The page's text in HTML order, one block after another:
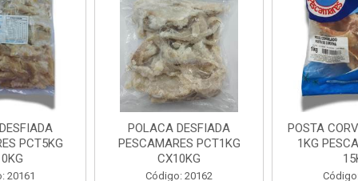
PCT1KG
20162
POSTA CORVINA PACOTE
1KG PESCAMARES CX
15KG
Código: 22469